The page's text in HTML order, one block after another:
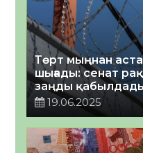
Төрт мыңнан
шығады: сенат
заңды
19.06.2025